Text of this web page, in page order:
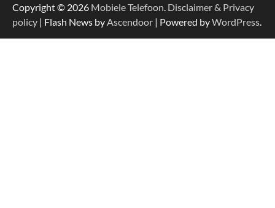
Copyright © 2026 Mobiele Telefoon. Disclaimer & Privacy
policy | Flash News byAscendoor | Powered byWordPress.